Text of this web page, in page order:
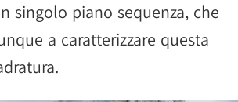
singolo piano sequenza, che
a caratterizzare questa